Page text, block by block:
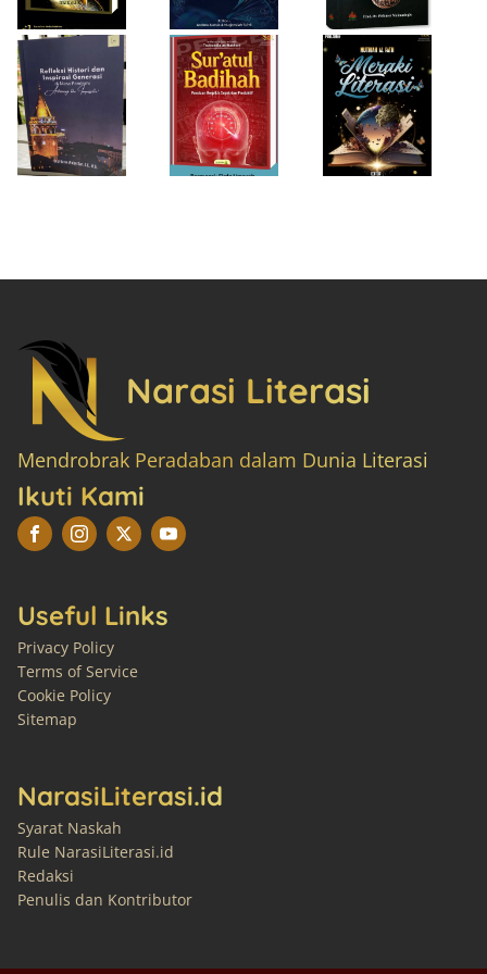
Impossible”
Narasi Literasi
Mendrobrak Peradaban dalam Dunia Literasi
Ikuti Kami
Useful Links
Privacy Policy
Terms of Service
Cookie Policy
Sitemap
NarasiLiterasi.id
Syarat Naskah
Rule NarasiLiterasi.id
Redaksi
Penulis dan Kontributor